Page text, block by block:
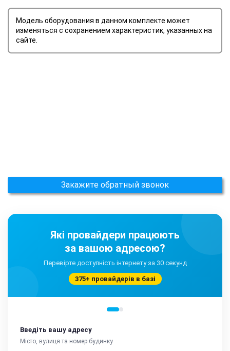
Модель оборудования в данном комплекте может
изменяться с сохранением характеристик, указанных на
сайте.
Закажите обратный звонок
Які провайдери працюють
за вашою адресою?
Перевірте доступність інтернету за 30 секунд
375+ провайдерів в базі
Введіть вашу адресу
Місто, вулиця та номер будинку